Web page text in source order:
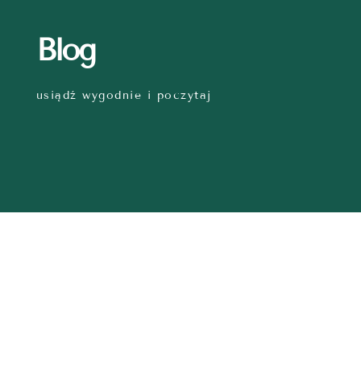
Blog
usiądź wygodnie i poczytaj